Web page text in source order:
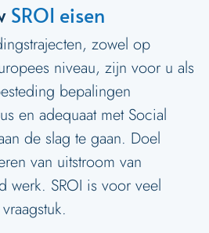
SROI eisen
zowel op
niveau, zijn voor u als
bepalingen
en adequaat met Social
de slag te gaan. Doel
van uitstroom van
werk. SROI is voor veel